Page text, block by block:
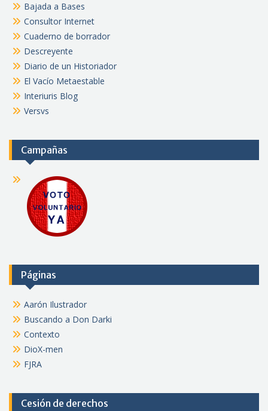
Bajada a Bases
Consultor Internet
Cuaderno de borrador
Descreyente
Diario de un Historiador
El Vacío Metaestable
Interiuris Blog
Versvs
Campañas
Páginas
Aarón Ilustrador
Buscando a Don Darki
Contexto
DioX-men
FJRA
Cesión de derechos